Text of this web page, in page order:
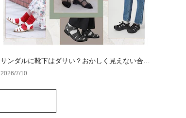
サンダルに靴下はダサい？おかしく見えない合わ
せ方の黄金法則と男女別おすすめコーデ
2026/7/10